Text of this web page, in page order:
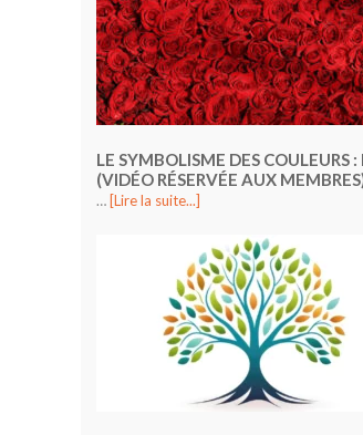
LE SYMBOLISME DES COULEURS :
(VIDÉO RÉSERVÉE AUX
… [Lire la suite...]